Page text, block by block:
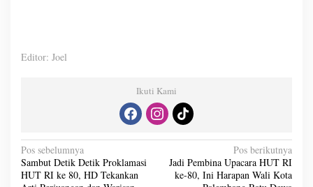
Editor: Joel
Ikuti Kami
N
a
Pos sebelumnya
Sambut Detik Detik Proklamasi
HUT RI ke 80, HD Tekankan
Pos berikutnya
Jadi Pembina Upacara HUT RI
ke-80, Ini Harapan Wali Kota